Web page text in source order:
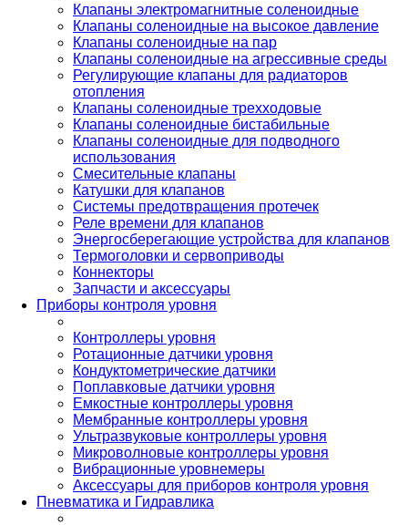
Клапаны электромагнитные соленоидные
Клапаны соленоидные на высокое давление
Клапаны соленоидные на пар
Клапаны соленоидные на агрессивные среды
Регулирующие клапаны для радиаторов
отопления
Клапаны соленоидные трехходовые
Клапаны соленоидные бистабильные
Клапаны соленоидные для подводного
использования
Смесительные клапаны
Катушки для клапанов
Системы предотвращения протечек
Реле времени для клапанов
Энергосберегающие устройства для клапанов
Термоголовки и сервоприводы
Коннекторы
Запчасти и аксессуары
Приборы контроля уровня
Контроллеры уровня
Ротационные датчики уровня
Кондуктометрические датчики
Поплавковые датчики уровня
Емкостные контроллеры уровня
Мембранные контроллеры уровня
Ультразвуковые контроллеры уровня
Микроволновые контроллеры уровня
Вибрационные уровнемеры
Аксессуары для приборов контроля уровня
Пневматика и Гидравлика